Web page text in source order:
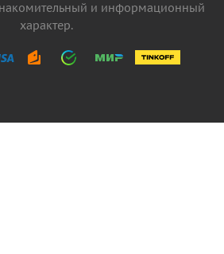
и информационный
характер.